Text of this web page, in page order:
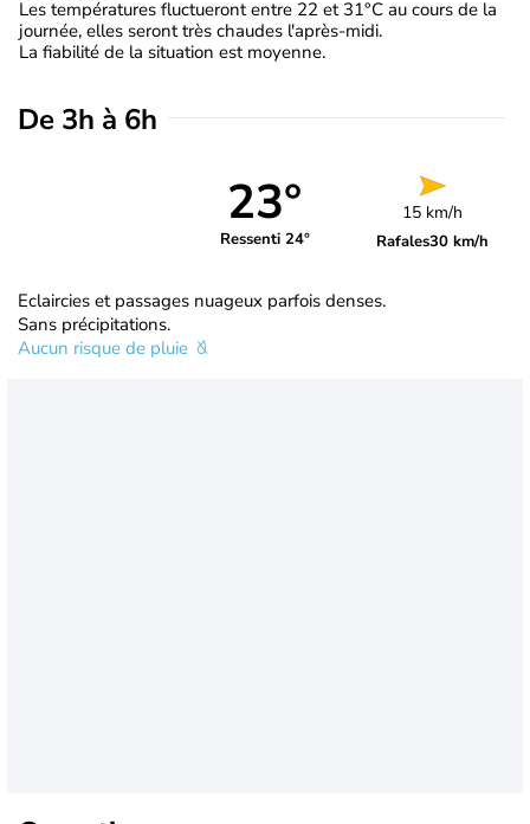
Les températures fluctueront entre 22 et 31°C au cours de la
journée, elles seront très chaudes l'après-midi.
La fiabilité de la situation est moyenne.
De 3h à 6h
23°
Ressenti 24°
15 km/h
Rafales30 km/h
Eclaircies et passages nuageux parfois denses.
Sans précipitations.
Aucun risque de pluie